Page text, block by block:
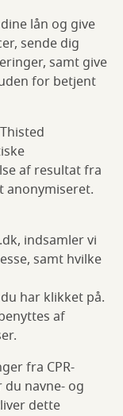
lån og give
sende dig
samt give
for betjent
af resultat fra
anonymiseret.
indsamler vi
samt hvilke
har klikket på.
af
fra CPR-
navne- og
dette